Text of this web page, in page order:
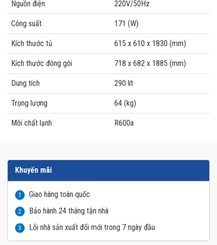
Nguồn điện 220V/50Hz
Công suất 171 (W)
Kích thước tủ 615 x 610 x 1830 (mm)
Kích thước đóng gói 718 x 682 x 1885 (mm)
Dung tích 290 lít
Trọng lượng 64 (kg)
Môi chất lạnh R600a
Khuyến mãi
1 Giao hàng toàn quốc
2 Bảo hành 24 tháng tận nhà
3 Lỗi nhà sản xuất đổi mới trong 7 ngày đầu